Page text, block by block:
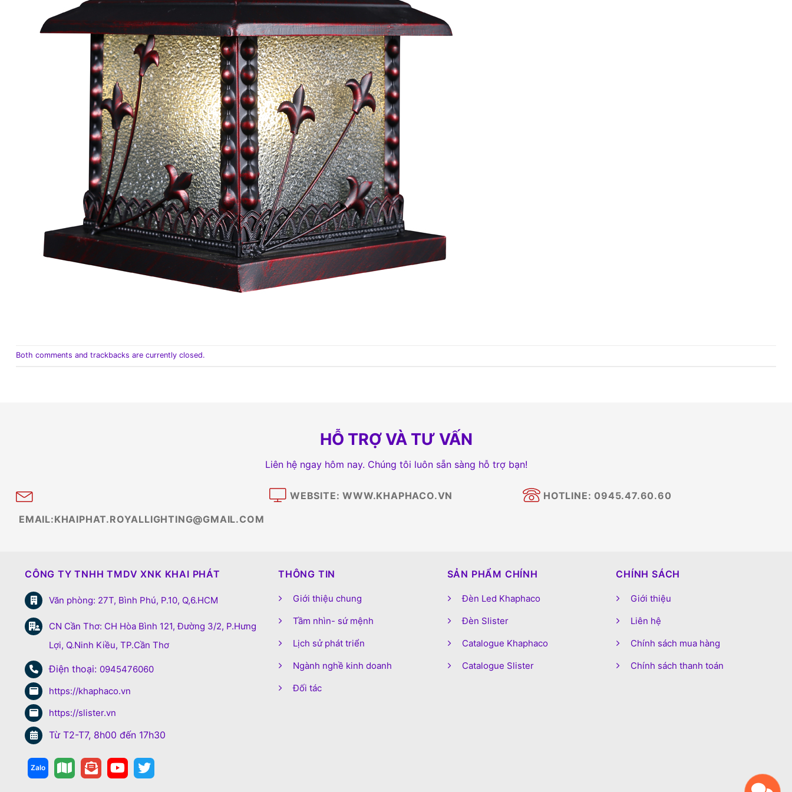
Both comments and trackbacks are currently closed.
HỖ TRỢ VÀ TƯ VẤN
Liên hệ ngay hôm nay. Chúng tôi luôn sẵn sàng hỗ trợ bạn!
EMAIL:KHAIPHAT.ROYALLIGHTING@GMAIL.COM
WEBSITE: WWW.KHAPHACO.VN HOTLINE: 0945.47.60.60
CÔNG TY TNHH TMDV XNK KHAI PHÁT
Văn phòng: 27T, Bình Phú, P.10, Q,6.HCM
CN Cần Thơ: CH Hòa Bình 121, Đường 3/2, P.Hưng
Lợi, Q.Ninh Kiều, TP.Cần Thơ
Điện thoại: 0945476060
https://khaphaco.vn
https://slister.vn
Từ T2-T7, 8h00 đến 17h30
THÔNG TIN
Giới thiệu chung
Tầm nhìn- sứ mệnh
Lịch sử phát triển
Ngành nghề kinh doanh
Đối tác
SẢN PHẨM CHÍNH
Đèn Led Khaphaco
Đèn Slister
Catalogue Khaphaco
Catalogue Slister
CHÍNH SÁCH
Giới thiệu
Liên hệ
Chính sách mua hàng
Chính sách thanh toán